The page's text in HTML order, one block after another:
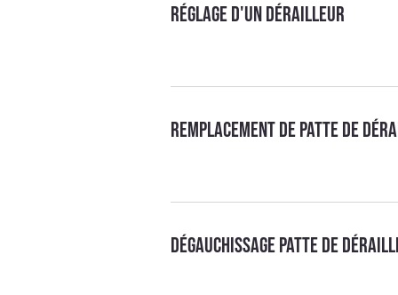
Réglage d'un dérailleur
Remplacement de patte de
Dégauchissage patte de